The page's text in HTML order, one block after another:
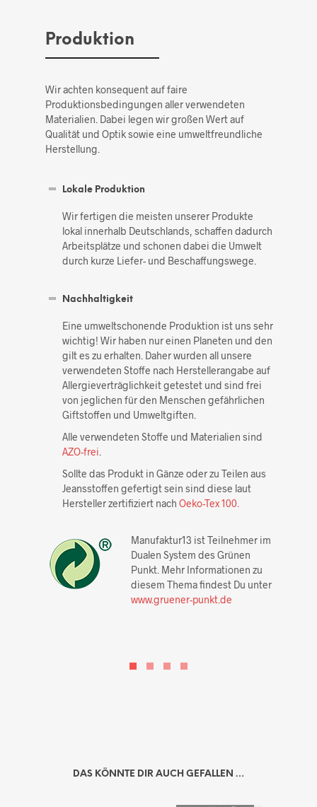
Produktion
Wir achten konsequent auf faire
Produktionsbedingungen aller verwendeten
Materialien. Dabei legen wir großen Wert auf
Qualität und Optik sowie eine umweltfreundliche
Herstellung.
Lokale Produktion
Wir fertigen die meisten unserer Produkte
lokal innerhalb Deutschlands, schaffen dadurch
Arbeitsplätze und schonen dabei die Umwelt
durch kurze Liefer- und Beschaffungswege.
Nachhaltigkeit
Eine umweltschonende Produktion ist uns sehr
wichtig! Wir haben nur einen Planeten und den
gilt es zu erhalten. Daher wurden all unsere
verwendeten Stoffe nach Herstellerangabe auf
Allergieverträglichkeit getestet und sind frei
von jeglichen für den Menschen gefährlichen
Giftstoffen und Umweltgiften.
Alle verwendeten Stoffe und Materialien sind
AZO-frei
Sollte das Produkt in Gänze oder zu Teilen aus
Jeansstoffen gefertigt sein sind diese laut
Hersteller zertifiziert nach Oeko-Tex 100.
Manufaktur13 ist Teilnehmer im
Dualen System des Grünen
Punkt. Mehr Informationen zu
diesem Thema findest Du unter
www.gruener-punkt.de
DAS KÖNNTE DIR AUCH GEFALLEN …